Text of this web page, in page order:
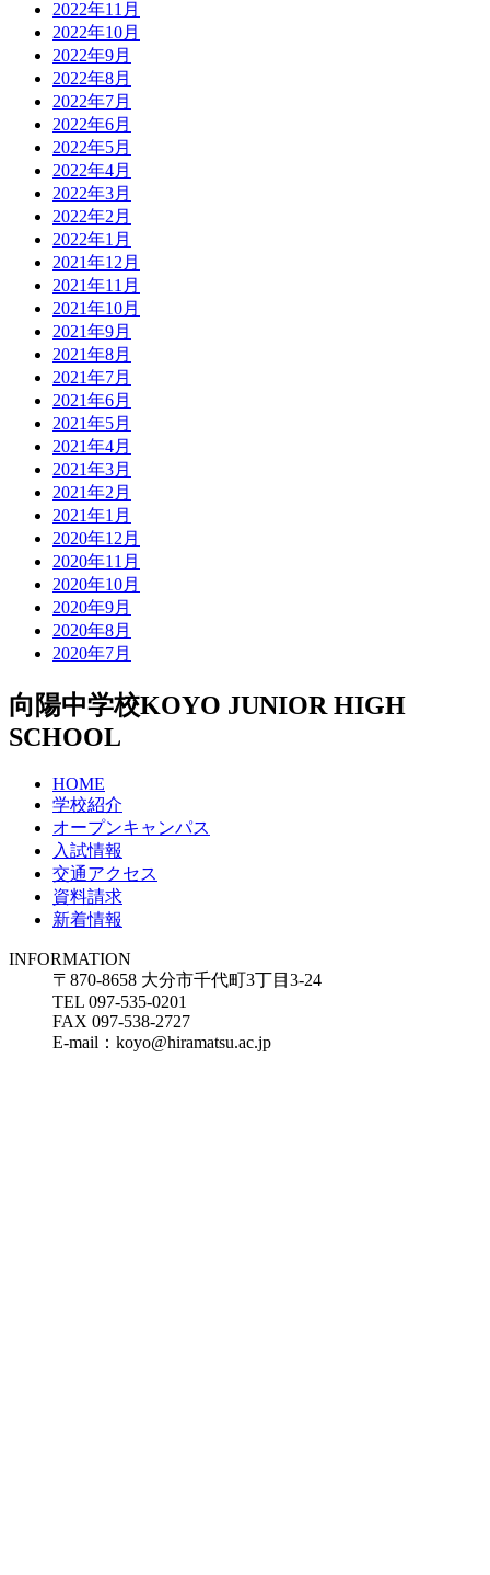
2022年11月
2022年10月
2022年9月
2022年8月
2022年7月
2022年6月
2022年5月
2022年4月
2022年3月
2022年2月
2022年1月
2021年12月
2021年11月
2021年10月
2021年9月
2021年8月
2021年7月
2021年6月
2021年5月
2021年4月
2021年3月
2021年2月
2021年1月
2020年12月
2020年11月
2020年10月
2020年9月
2020年8月
2020年7月
向陽中学校KOYO JUNIOR HIGH
SCHOOL
HOME
学校紹介
オープンキャンパス
入試情報
交通アクセス
資料請求
新着情報
INFORMATION
〒870-8658 大分市千代町3丁目3-24
TEL 097-535-0201
FAX 097-538-2727
E-mail：koyo@hiramatsu.ac.jp